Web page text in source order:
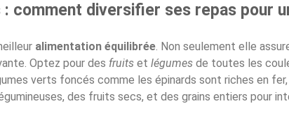
comment diversifier ses repas pour
alimentation équilibrée. Non seulement elle
Optez pour des fruits et légumes de toutes les
verts foncés comme les épinards sont riches en
des fruits secs, et des grains entiers pour